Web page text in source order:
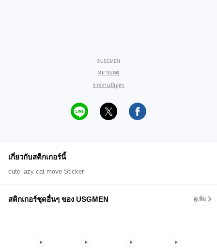
©USGMEN
หมายเหตุ
รายงานปัญหา
เกี่ยวกับสติกเกอร์นี้
cute lazy cat move Sticker
สติกเกอร์ชุดอื่นๆ ของ USGMEN ดูเพิ่ม